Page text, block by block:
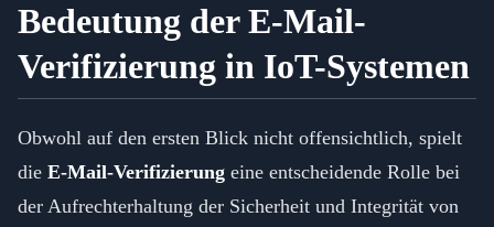
Bedeutung der E-Mail-
Verifizierung in IoT-Systemen
Obwohl auf den ersten Blick nicht offensichtlich, spielt
die E-Mail-Verifizierung eine entscheidende Rolle bei
der Aufrechterhaltung der Sicherheit und Integrität von